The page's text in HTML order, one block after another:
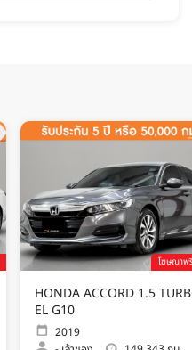
โฆษณาพ
HONDA ACCORD 1.5
EL G10
2019